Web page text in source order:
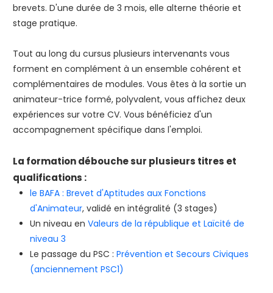
brevets. D'une durée de 3 mois, elle alterne théorie et
stage pratique.
Tout au long du cursus plusieurs intervenants vous
forment en complément à un ensemble cohérent et
complémentaires de modules. Vous êtes à la sortie un
animateur-trice formé, polyvalent, vous affichez deux
expériences sur votre CV. Vous bénéficiez d'un
accompagnement spécifique dans l'emploi.
La formation débouche sur plusieurs titres et
qualifications :
le BAFA : Brevet d'Aptitudes aux Fonctions
d'Animateur, validé en intégralité (3 stages)
Un niveau enValeurs de la république et Laïcité de
niveau 3
Le passage du PSC :Prévention et Secours Civiques
(anciennement PSC1)